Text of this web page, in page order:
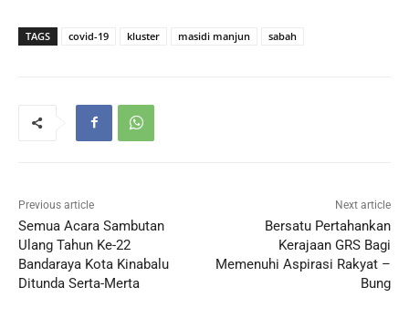
TAGS covid-19 kluster masidi manjun sabah
Previous article
Semua Acara Sambutan
Ulang Tahun Ke-22
Bandaraya Kota Kinabalu
Ditunda Serta-Merta
Next article
Bersatu Pertahankan
Kerajaan GRS Bagi
Memenuhi Aspirasi Rakyat –
Bung